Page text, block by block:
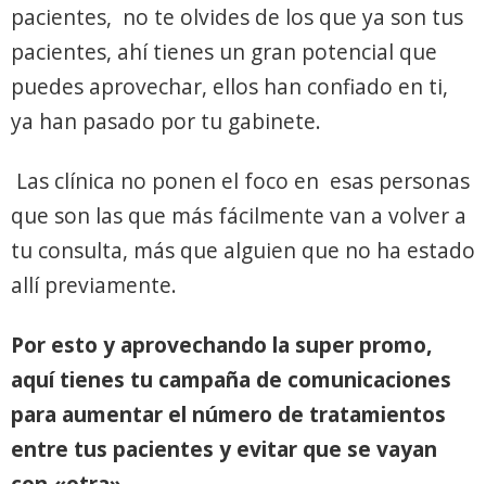
pacientes, no te olvides de los que ya son tus
pacientes, ahí tienes un gran potencial que
puedes aprovechar, ellos han confiado en ti,
ya han pasado por tu gabinete.
Las clínica no ponen el foco en esas personas
que son las que más fácilmente van a volver a
tu consulta, más que alguien que no ha estado
allí previamente.
Por esto y aprovechando la super promo,
aquí tienes tu campaña de comunicaciones
para aumentar el número de tratamientos
entre tus pacientes y evitar que se vayan